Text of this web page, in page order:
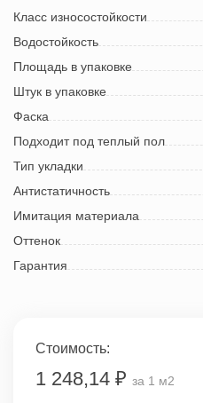
Класс износостойкости
Водостойкость
Площадь в упаковке
Штук в упаковке
Фаска
Подходит под теплый пол
Тип укладки
Антистатичность
Имитация материала
Оттенок
Гарантия
Стоимость:
1 248,14 ₽ за 1 м2